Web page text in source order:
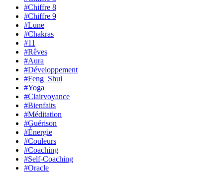
#Chiffre 8
#Chiffre 9
#Lune
#Chakras
#11
#Rêves
#Aura
#Développement
#Feng_Shui
#Yoga
#Clairvoyance
#Bienfaits
#Méditation
#Guérison
#Énergie
#Couleurs
#Coaching
#Self-Coaching
#Oracle